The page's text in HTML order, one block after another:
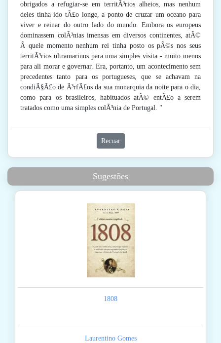
obrigados a refugiar-se em territÃ³rios alheios, mas nenhum
deles tinha ido tÃ£o longe, a ponto de cruzar um oceano para
viver e reinar do outro lado do mundo. Embora os europeus
dominassem colÃ³nias imensas em diversos continentes, atÃ©
Ã quele momento nenhum rei tinha posto os pÃ©s nos seus
territÃ³rios ultramarinos para uma simples visita - muito menos
para ali morar e governar. Era, portanto, um acontecimento sem
precedentes tanto para os portugueses, que se achavam na
condiÃ§Ã£o de Ã³rfÃ£os da sua monarquia da noite para o dia,
como para os brasileiros, habituados atÃ© entÃ£o a serem
tratados como uma simples colÃ³nia de Portugal. "
Recuar
Sugestões
1808
Laurentino Gomes